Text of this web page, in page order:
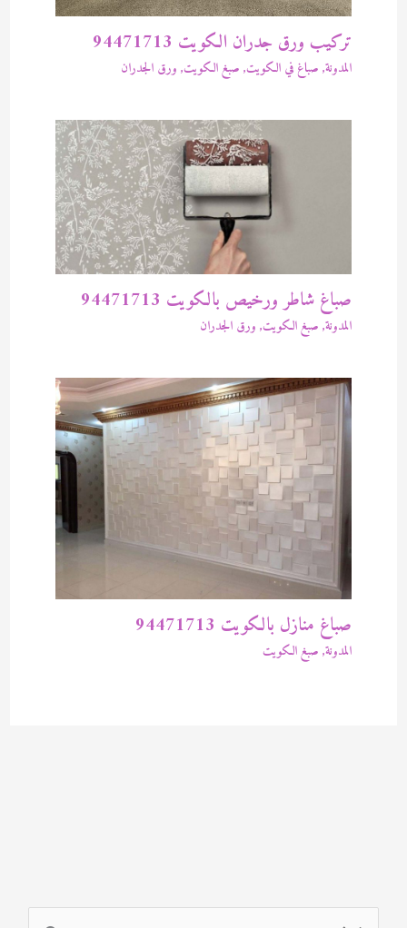
تركيب ورق جدران الكويت 94471713
المدونة, صباغ في الكويت, صبغ الكويت, ورق الجدران
صباغ شاطر ورخيص بالكويت 94471713
المدونة, صبغ الكويت, ورق الجدران
صباغ منازل بالكويت 94471713
المدونة, صبغ الكويت